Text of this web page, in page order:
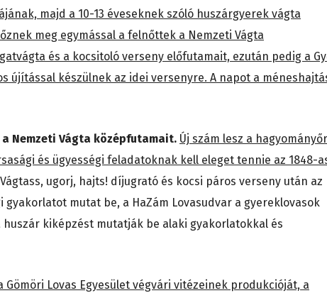
majd a 10-13 éveseknek szóló huszárgyerek vágta
meg egymással a felnőttek a Nemzeti Vágta
és a kocsitoló verseny előfutamait, ezután pedig a
újítással készülnek az idei versenyre. A napot a
Nemzeti Vágta középfutamait. Új szám lesz a
és ügyességi feladatoknak kell eleget tennie az 1848-
ugorj, hajts! díjugrató és kocsi páros verseny után az
gyakorlatot mutat be, a HaZám Lovasudvar a gyereklovasok
kiképzést mutatják be alaki gyakorlatokkal és
Lovas Egyesület végvári vitézeinek produkcióját, a